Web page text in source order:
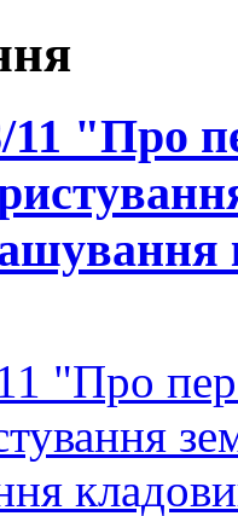
"Про
"Про